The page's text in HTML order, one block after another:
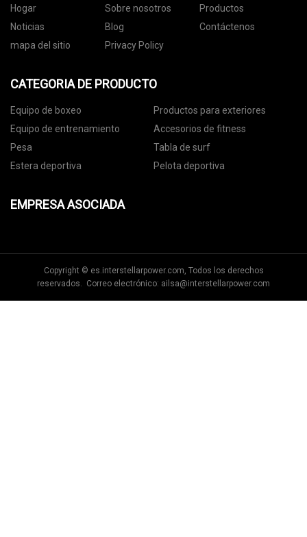
Hogar Sobre nosotros
Productos
Noticias
Blog
Contáctenos
mapa del sitio
Privacy Policy
CATEGORIA DE PRODUCTO
Equipo de boxeo
Productos para exteriores
Equipo de entrenamiento
Accesorios de fitness
Pesa
Tabla de surf
Estera deportiva
Pelota deportiva
EMPRESA ASOCIADA
Copyright © es.interstellarpower.com, Todos los derechos
reservados. Correo electrónico: ailsa@interstellarpower.com